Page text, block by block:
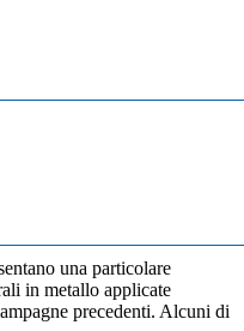
una particolare
in metallo applicate
precedenti. Alcuni di